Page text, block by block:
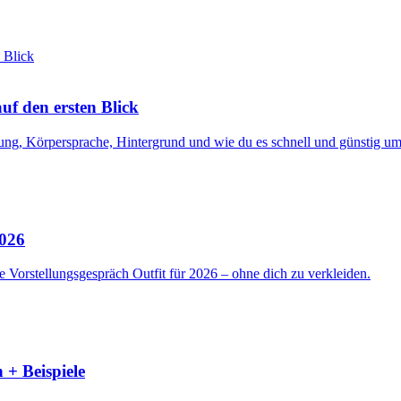
den ersten Blick
Körpersprache, Hintergrund und wie du es schnell und günstig
Vorstellungsgespräch Outfit für 2026 – ohne dich zu verkleiden.
+ Beispiele